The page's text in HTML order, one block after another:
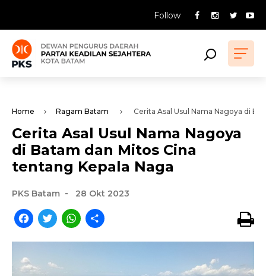
Follow
Home Ragam Batam Cerita Asal Usul Nama Nagoya di
Cerita Asal Usul Nama Nagoya
di Batam dan Mitos Cina
tentang Kepala Naga
PKS Batam - 28 Okt 2023
Facebook
TwitterWhatsApp